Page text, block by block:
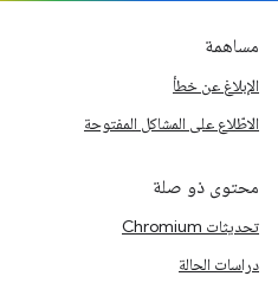
مساهمة
الإبلاغ عن خطأ
الاطّلاع على المشاكل المفتوحة
محتوى ذو صلة
تحديثات Chromium
دراسات الحالة